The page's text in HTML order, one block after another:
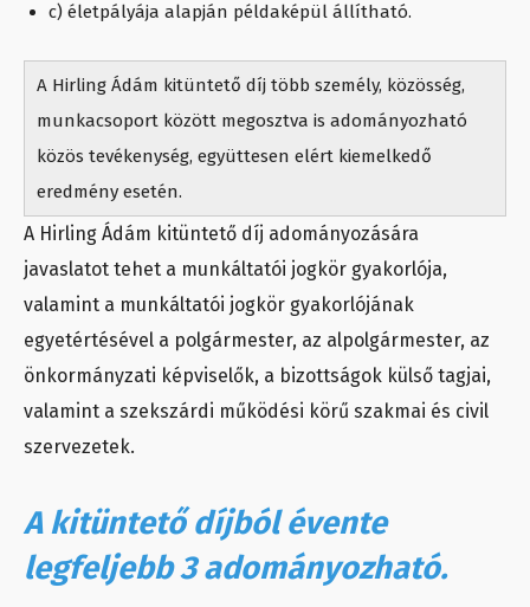
c) életpályája alapján példaképül állítható.
A Hirling Ádám kitüntető díj több személy, közösség,
munkacsoport között megosztva is adományozható
közös tevékenység, együttesen elért kiemelkedő
eredmény esetén.
A Hirling Ádám kitüntető díj adományozására
javaslatot tehet a munkáltatói jogkör gyakorlója,
valamint a munkáltatói jogkör gyakorlójának
egyetértésével a polgármester, az alpolgármester, az
önkormányzati képviselők, a bizottságok külső tagjai,
valamint a szekszárdi működési körű szakmai és civil
szervezetek.
A kitüntető díjból évente
legfeljebb 3 adományozható.